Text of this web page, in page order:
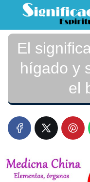
El
hígado y
el